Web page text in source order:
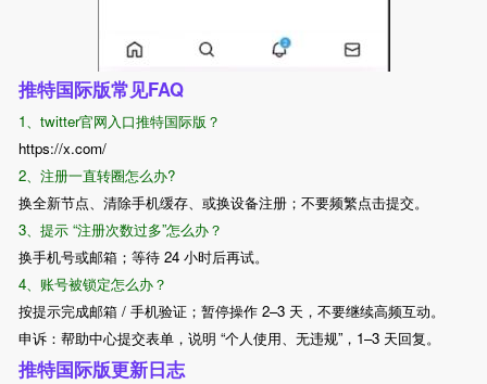
推特国际版常见FAQ
1、twitter官网入口推特国际版？
https://x.com/
2、注册一直转圈怎么办?
换全新节点、清除手机缓存、或换设备注册；不要频繁点击提交。
3、提示 “注册次数过多”怎么办？
换手机号或邮箱；等待 24 小时后再试。
4、账号被锁定怎么办？
按提示完成邮箱 / 手机验证；暂停操作 2–3 天，不要继续高频互动。
申诉：帮助中心提交表单，说明 “个人使用、无违规”，1–3 天回复。
推特国际版更新日志